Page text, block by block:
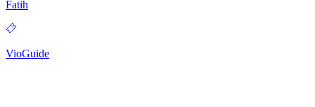
Fatih
VioGuide